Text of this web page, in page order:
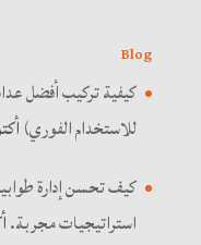
Blog
كيفية تركيب أفضل
للاستخدام الفوري)
استراتيجيات مجربة.